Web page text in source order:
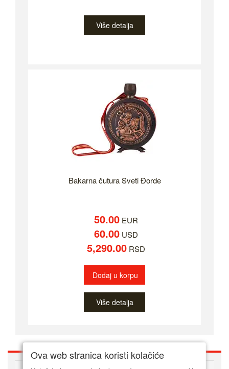
Više detalja
Bakarna čutura Sveti Đorde
50.00EUR
60.00USD
5,290.00RSD
Dodaj u korpu
Više detalja
Ova web stranica koristi kolačiće